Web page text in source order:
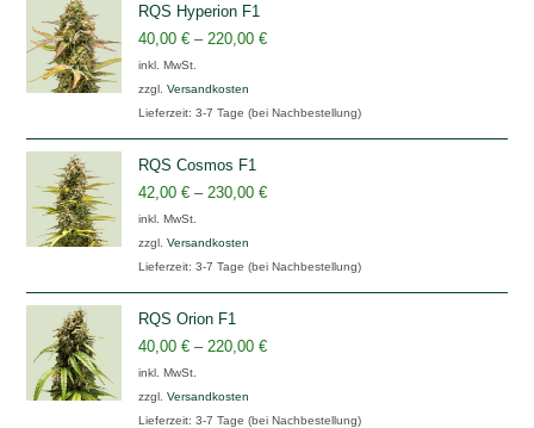
RQS Hyperion F1
40,00€ – 220,00€
inkl. MwSt.
zzgl.Versandkosten
Lieferzeit:3-7 Tage (bei Nachbestellung)
RQS Cosmos F1
42,00€ – 230,00€
inkl. MwSt.
zzgl.Versandkosten
Lieferzeit:3-7 Tage (bei Nachbestellung)
RQS Orion F1
40,00€ – 220,00€
inkl. MwSt.
zzgl.Versandkosten
Lieferzeit:3-7 Tage (bei Nachbestellung)